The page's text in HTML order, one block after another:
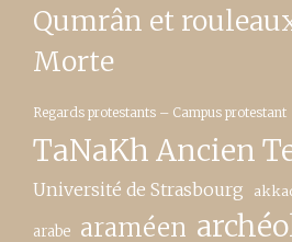
Qumrân et
Morte
Regards protestants – Campus protestant
TaNaKh Ancien
Université de Strasbourg
arabe araméen